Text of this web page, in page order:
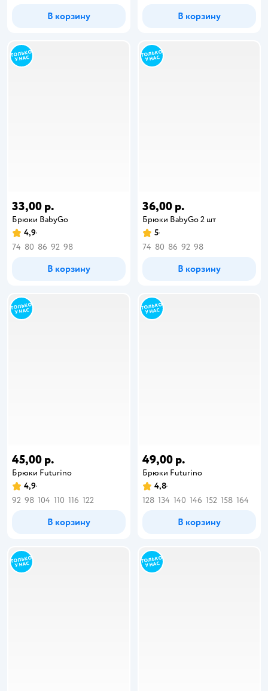
В корзину В корзину
33,00 р.
Брюки BabyGо
4,9
74 80 86 92 98
В корзину
36,00 р.
Брюки BabyGо 2 шт
5
74 80 86 92 98
В корзину
45,00 р.
Брюки Futurino
4,9
92 98 104 110 116 122
В корзину
49,00 р.
Брюки Futurino
4,8
128 134 140 146 152 158 164
В корзину